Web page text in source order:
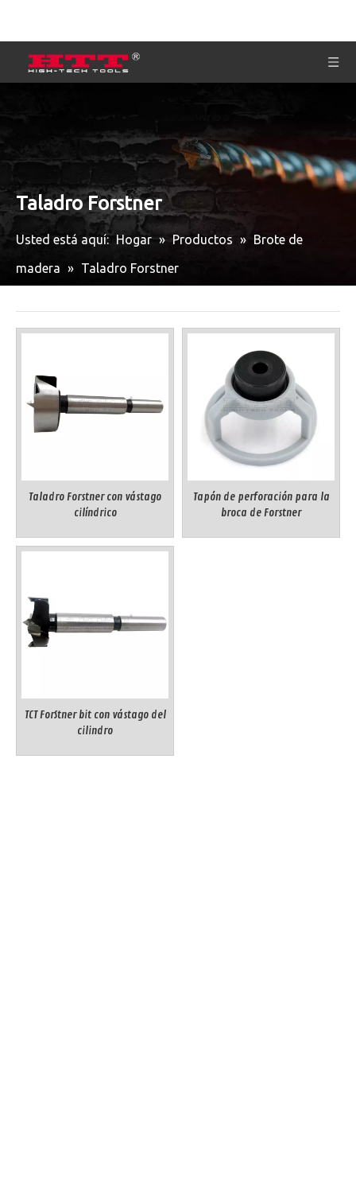
Taladro Forstner
Usted está aquí: Hogar » Productos » Brote de
madera » Taladro Forstner
Taladro Forstner con vástago
cilíndrico
Tapón de perforación para la
broca de Forstner
TCT ForStner bit con vástago del
cilindro